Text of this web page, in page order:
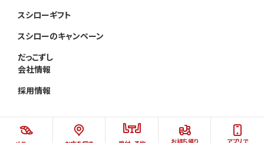
お持ち帰り アプリで
スシローギフト
スシローのキャンペーン
だっこずし
会社情報
採用情報